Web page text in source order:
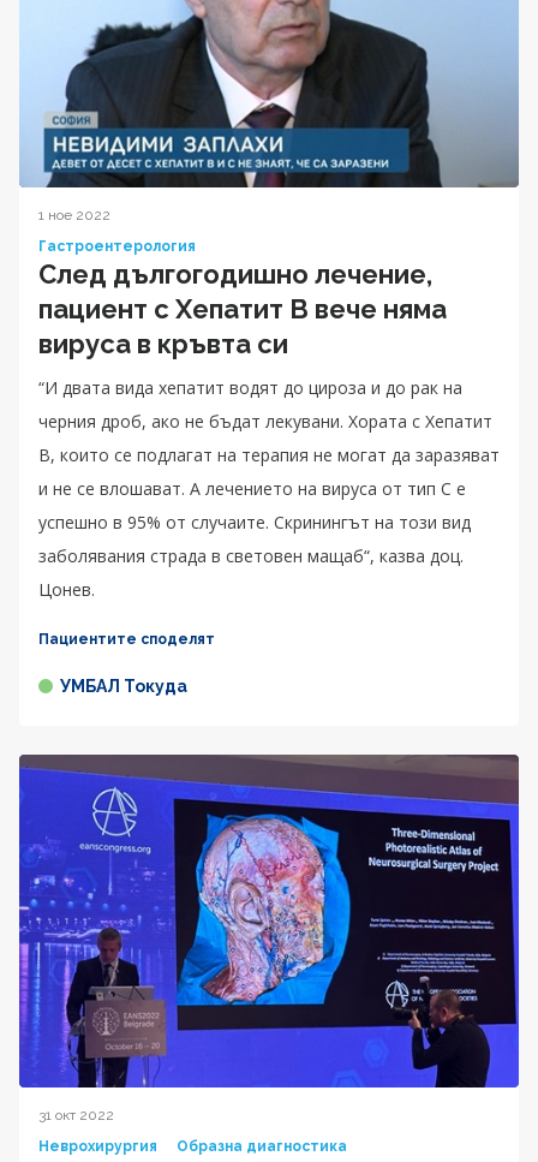
1 ное 2022
Гастроентерология
След дългогодишно лечение,
пациент с Хепатит B вече няма
вируса в кръвта си
“И двата вида хепатит водят до цироза и до рак на
черния дроб, ако не бъдат лекувани. Хората с Хепатит
B, които се подлагат на терапия не могат да заразяват
и не се влошават. А лечението на вируса от тип C е
успешно в 95% от случаите. Скринингът на този вид
заболявания страда в световен мащаб“, казва доц.
Цонев.
Пациентите споделят
УМБАЛ Токуда
31 окт 2022
Неврохирургия
Образна диагностика